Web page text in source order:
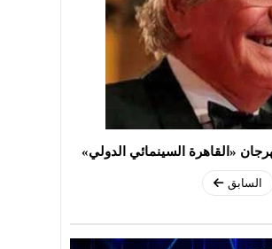
«القاهرة السينمائي الدولي»
السابق